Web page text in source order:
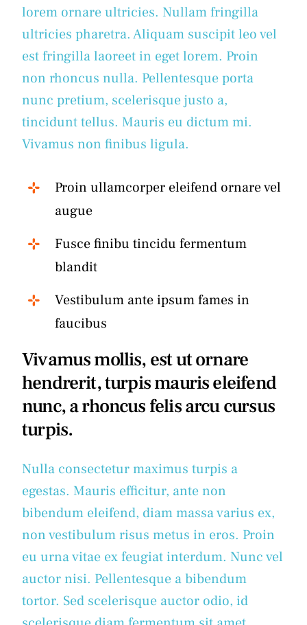
lorem ornare ultricies. Nullam fringilla
ultricies pharetra. Aliquam suscipit leo vel
est fringilla laoreet in eget lorem. Proin
non rhoncus nulla. Pellentesque porta
nunc pretium, scelerisque justo a,
tincidunt tellus. Mauris eu dictum mi.
Vivamus non finibus ligula.
Proin ullamcorper eleifend ornare vel
augue
Fusce finibu tincidu fermentum
blandit
Vestibulum ante ipsum fames in
faucibus
Vivamus mollis, est ut ornare
hendrerit, turpis mauris eleifend
nunc, a rhoncus felis arcu cursus
turpis.
Nulla consectetur maximus turpis a
egestas. Mauris efficitur, ante non
bibendum eleifend, diam massa varius ex,
non vestibulum risus metus in eros. Proin
eu urna vitae ex feugiat interdum. Nunc vel
auctor nisi. Pellentesque a bibendum
tortor. Sed scelerisque auctor odio, id